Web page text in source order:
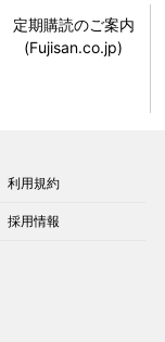
定期購読のご案内
(Fujisan.co.jp)
利用規約
採用情報